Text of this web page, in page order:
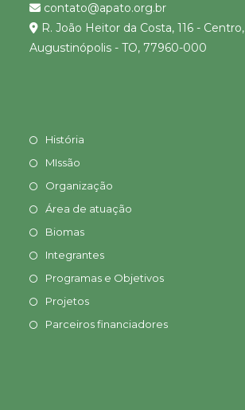
contato@apato.org.br
R. João Heitor da Costa, 116 - Centro,
Augustinópolis - TO, 77960-000
História
MIssão
Organização
Área de atuação
Biomas
Integrantes
Programas e Objetivos
Projetos
Parceiros financiadores